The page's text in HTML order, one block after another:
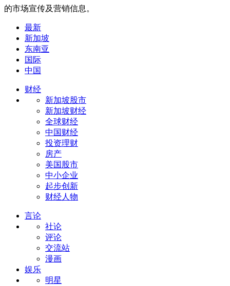
的市场宣传及营销信息。
最新
新加坡
东南亚
国际
中国
财经
新加坡股市
新加坡财经
全球财经
中国财经
投资理财
房产
美国股市
中小企业
起步创新
财经人物
言论
社论
评论
交流站
漫画
娱乐
明星